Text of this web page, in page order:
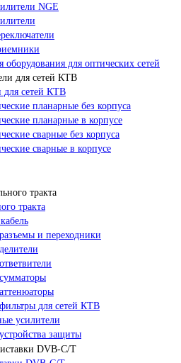
NGE
оборудования для оптических сетей
для сетей КТВ
планарные без корпуса
планарные в корпусе
сварные без корпуса
сварные в корпусе
тракта
и переходники
для сетей КТВ
усилители
защиты